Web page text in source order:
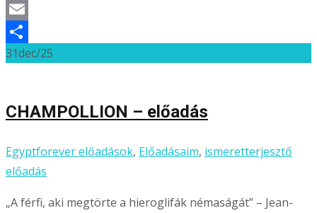
Mastodon
Email
Ossza
31dec/25
CHAMPOLLION – előadás
Egyptforever előadások, Előadásaim, ismeretterjesztő
előadás
„A férfi, aki megtörte a hieroglifák némaságát” – Jean-